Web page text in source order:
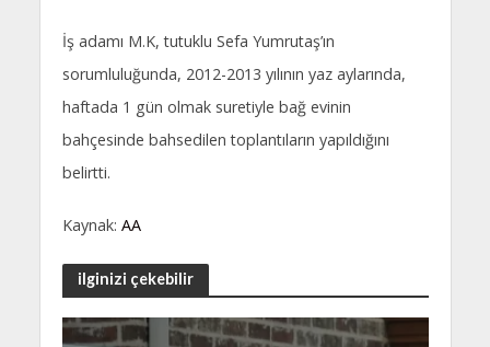
İş adamı M.K, tutuklu Sefa Yumrutaş’ın
sorumluluğunda, 2012-2013 yılının yaz aylarında,
haftada 1 gün olmak suretiyle bağ evinin
bahçesinde bahsedilen toplantıların yapıldığını
belirtti.
Kaynak: AA
ilginizi çekebilir